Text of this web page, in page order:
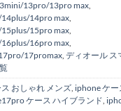
13pro/13pro max
14pro max
15pro max
16pro max
17promax ディオール ス
おしゃれ メンズ iphone ケー
ケース ハイブランド